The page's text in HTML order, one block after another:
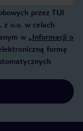
przez TUI
z o.o. w celach
w „Informacji o
formę